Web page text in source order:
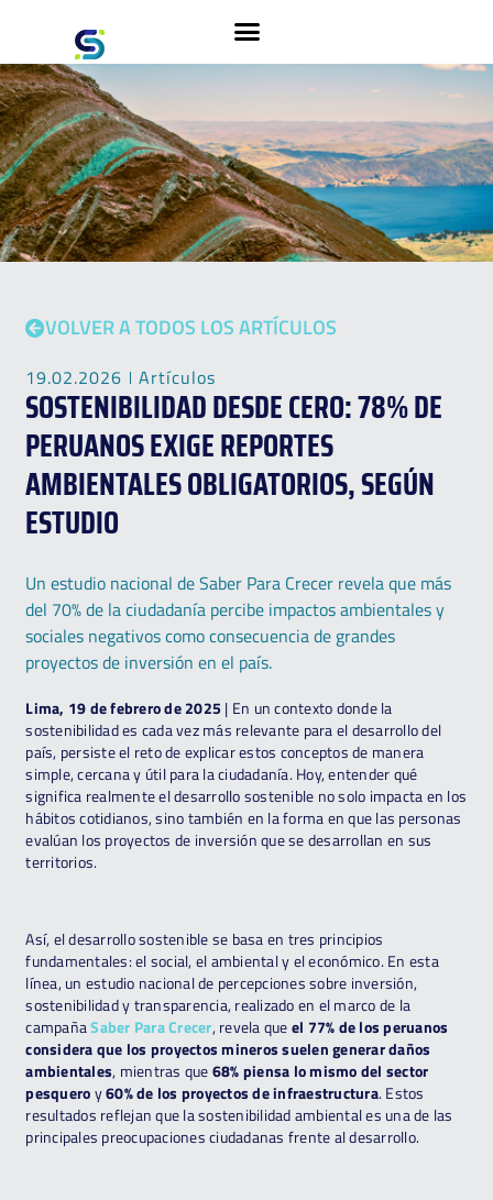
VOLVER A TODOS LOS ARTÍCULOS
19.02.2026 Artículos
SOSTENIBILIDAD DESDE CERO: 78% DE
PERUANOS EXIGE REPORTES
AMBIENTALES OBLIGATORIOS, SEGÚN
ESTUDIO
Un estudio nacional de Saber Para Crecer revela que más
del 70% de la ciudadanía percibe impactos ambientales y
sociales negativos como consecuencia de grandes
proyectos de inversión en el país.
Lima, 19 de febrero de 2025 | En un contexto donde la
sostenibilidad es cada vez más relevante para el desarrollo del
país, persiste el reto de explicar estos conceptos de manera
simple, cercana y útil para la ciudadanía. Hoy, entender qué
significa realmente el desarrollo sostenible no solo impacta en los
hábitos cotidianos, sino también en la forma en que las personas
evalúan los proyectos de inversión que se desarrollan en sus
territorios.
Así, el desarrollo sostenible se basa en tres principios
fundamentales: el social, el ambiental y el económico. En esta
línea, un estudio nacional de percepciones sobre inversión,
sostenibilidad y transparencia, realizado en el marco de la
campañaSaber Para Crecer, revela queel 77% de los peruanos
considera que los proyectos mineros suelen generar daños
ambientales, mientras que68% piensa lo mismo del sector
pesqueroy60% de los proyectos de infraestructura. Estos
resultados reflejan que la sostenibilidad ambiental es una de las
principales preocupaciones ciudadanas frente al desarrollo.